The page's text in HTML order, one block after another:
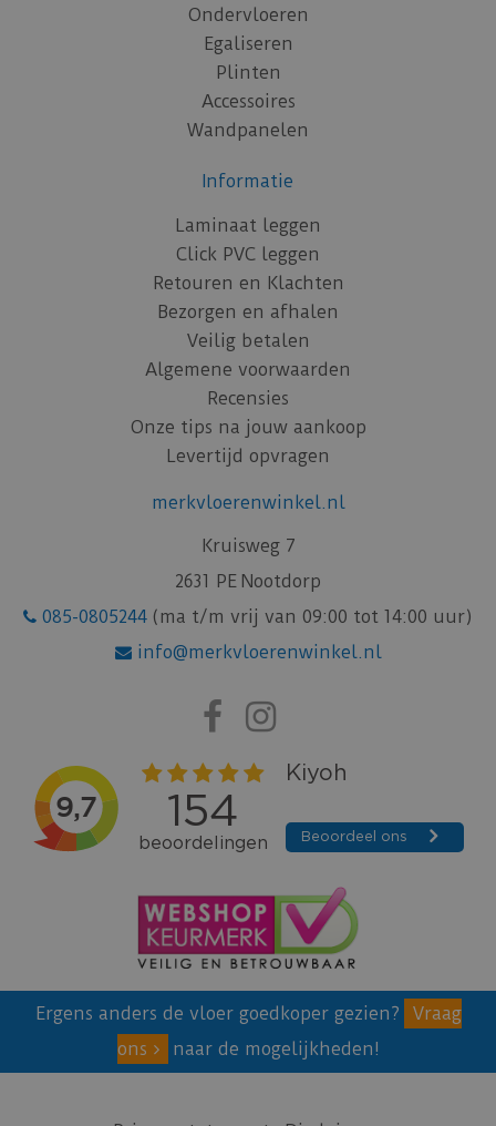
Ondervloeren
Egaliseren
Plinten
Accessoires
Wandpanelen
Informatie
Laminaat leggen
Click PVC leggen
Retouren en Klachten
Bezorgen en afhalen
Veilig betalen
Algemene voorwaarden
Recensies
Onze tips na jouw aankoop
Levertijd opvragen
merkvloerenwinkel.nl
Kruisweg 7
2631 PE Nootdorp
085-0805244 (ma t/m vrij van 09:00 tot 14:00 uur)
info@merkvloerenwinkel.nl
Ergens anders de vloer goedkoper gezien?
Vraag
ons
naar de mogelijkheden!